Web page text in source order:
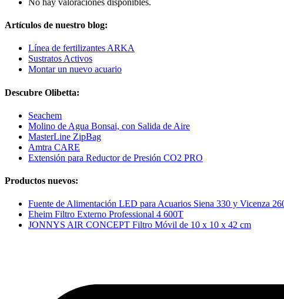
Artículos de nuestro blog:
Línea de fertilizantes ARKA
Sustratos Activos
Montar un nuevo acuario
Descubre Olibetta:
Seachem
Molino de Agua Bonsai, con Salida de Aire
MasterLine ZipBag
Amtra CARE
Extensión para Reductor de Presión CO2 PRO
Productos nuevos:
Fuente de Alimentación LED para Acuarios Siena 330 y Vicenza
Eheim Filtro Externo Professional 4 600T
JONNYS AIR CONCEPT Filtro Móvil de 10 x 10 x 42 cm